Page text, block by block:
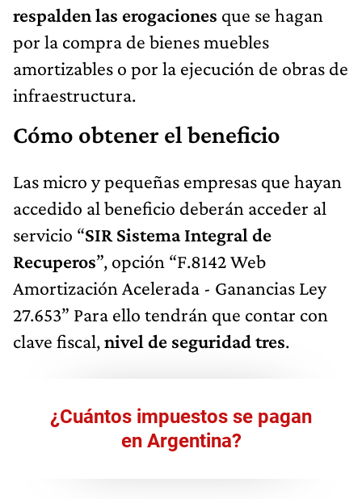
respalden las erogaciones que se hagan
por la compra de bienes muebles
amortizables o por la ejecución de obras de
infraestructura.
Cómo obtener el beneficio
Las micro y pequeñas empresas que hayan
accedido al beneficio deberán acceder al
servicio “SIR Sistema Integral de
Recuperos”, opción “F.8142 Web
Amortización Acelerada - Ganancias Ley
27.653” Para ello tendrán que contar con
clave fiscal,nivel de seguridad tres.
¿Cuántos impuestos se pagan
en Argentina?